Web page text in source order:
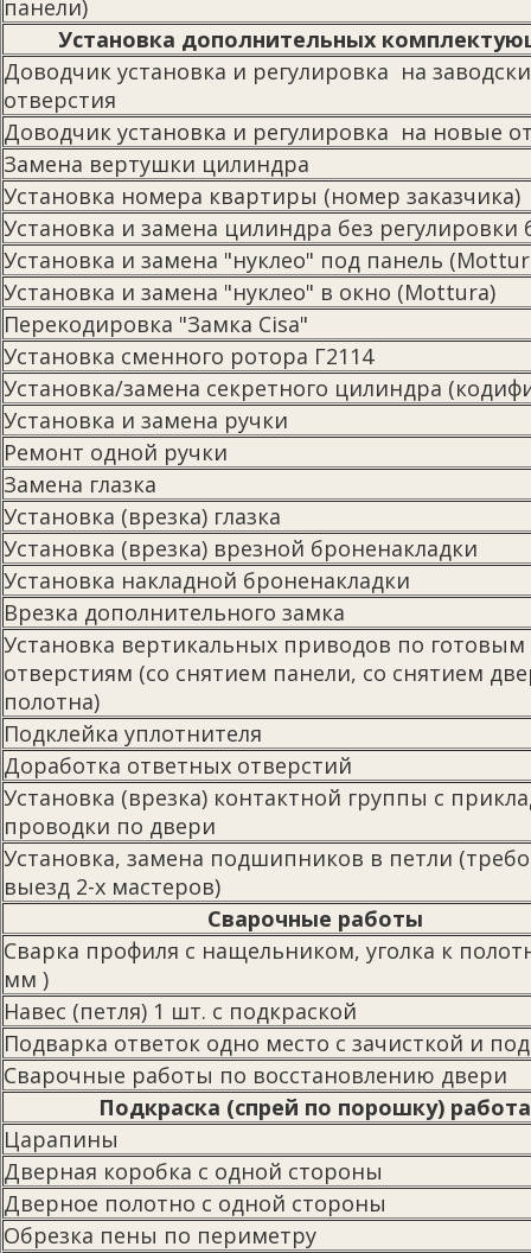
панели)
Установка дополнительных
Доводчик установка и регулировка на
отверстия
Доводчик установка и регулировка на новые
Замена вертушки цилиндра
Установка номера квартиры (номер заказчика)
Установка и замена цилиндра без регулировки
Установка и замена "нуклео" под панель
Установка и замена "нуклео" в окно (Mottura)
Перекодировка "Замка Cisa"
Установка сменного ротора Г2114
Установка/замена секретного цилиндра
Установка и замена ручки
Ремонт одной ручки
Замена глазка
Установка (врезка) глазка
Установка (врезка) врезной броненакладки
Установка накладной броненакладки
Врезка дополнительного замка
Установка вертикальных приводов по готовым
отверстиям (со снятием панели, со снятием
полотна)
Подклейка уплотнителя
Доработка ответных отверстий
Установка (врезка) контактной группы с
проводки по двери
Установка, замена подшипников в петли
выезд 2-х мастеров)
Сварочные работы
Сварка профиля с нащельником, уголка к
мм )
Навес (петля) 1 шт. с подкраской
Подварка ответок одно место с зачисткой и
Сварочные работы по восстановлению двери
Подкраска (спрей по порошку) работа
Царапины
Дверная коробка с одной стороны
Дверное полотно с одной стороны
Обрезка пены по периметру